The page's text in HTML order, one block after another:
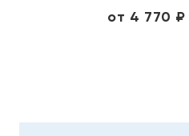
от 4 770 ₽